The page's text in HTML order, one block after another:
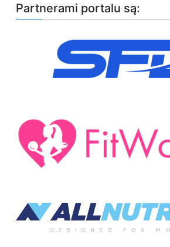
Partnerami portalu są: